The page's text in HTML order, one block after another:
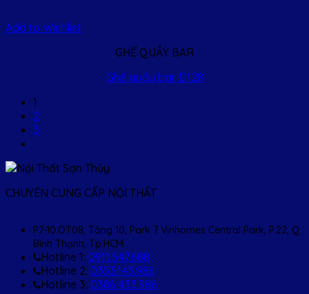
Add to Wishlist
GHẾ QUẦY BAR
Ghế quầy bar D128
1
2
3
CHUYÊN CUNG CẤP NỘI THẤT
P7-10.OT08, Tầng 10, Park 7 Vinhomes Central Park, P.22, Q.
Bình Thạnh, Tp.HCM
Hotline 1: 0911.547.688
Hotline 2: 0353.143.986
Hotline 3: 0386.433.986